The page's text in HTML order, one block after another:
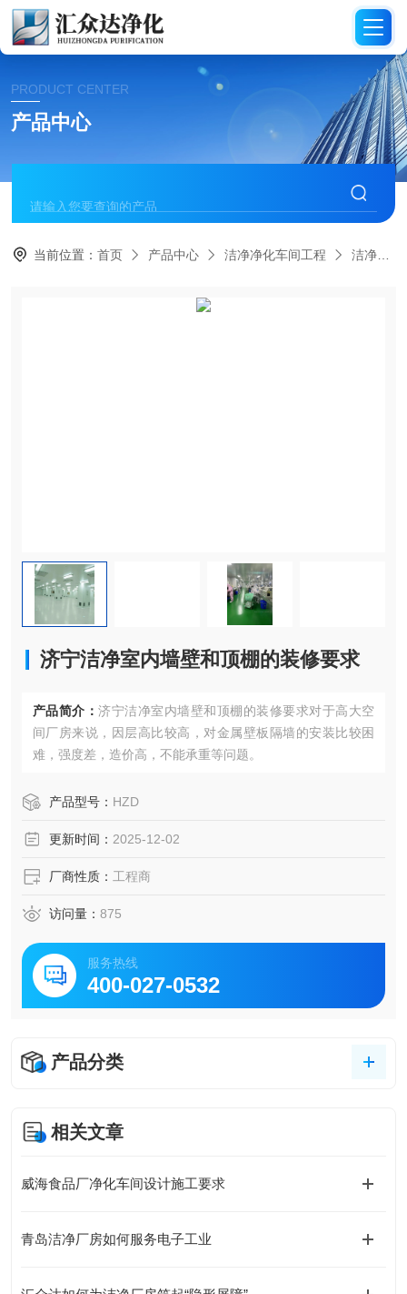
PRODUCT CENTER
产品中心
当前位置：首页 产品中心 洁净净化车间工程 洁净厂房
济宁洁净室内墙壁和顶棚的装修要求
产品简介： 济宁洁净室内墙壁和顶棚的装修要求对于高大空
间厂房来说，因层高比较高，对金属壁板隔墙的安装比较困
难，强度差，造价高，不能承重等问题。
产品型号： HZD
更新时间： 2025-12-02
厂商性质： 工程商
访问量： 875
服务热线
400-027-0532
产品分类
相关文章
威海食品厂净化车间设计施工要求
青岛洁净厂房如何服务电子工业